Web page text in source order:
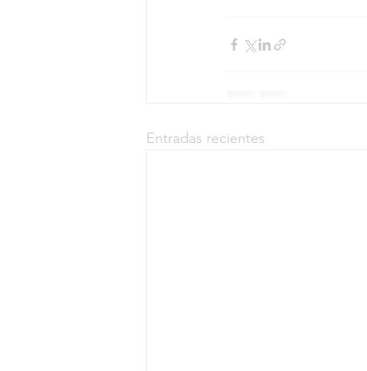
Entradas recientes